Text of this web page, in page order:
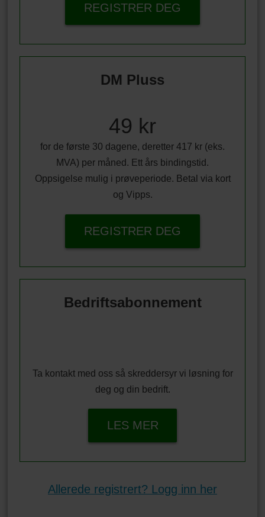
REGISTRER DEG
DM Pluss
49 kr
for de første 30 dagene, deretter 417 kr (eks.
MVA) per måned. Ett års bindingstid.
Oppsigelse mulig i prøveperiode. Betal via kort
og Vipps.
REGISTRER DEG
Bedriftsabonnement
Ta kontakt med oss så skreddersyr vi løsning for
deg og din bedrift.
LES MER
Allerede registrert? Logg inn her